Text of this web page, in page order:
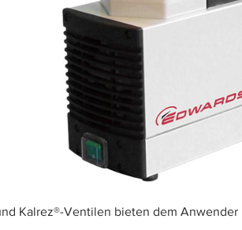
Kalrez®-Ventilen bieten dem